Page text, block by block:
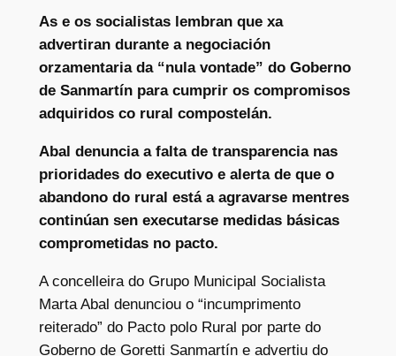
As e os socialistas lembran que xa
advertiran durante a negociación
orzamentaria da “nula vontade” do Goberno
de Sanmartín para cumprir os compromisos
adquiridos co rural compostelán.
Abal denuncia a falta de transparencia nas
prioridades do executivo e alerta de que o
abandono do rural está a agravarse mentres
continúan sen executarse medidas básicas
comprometidas no pacto.
A concelleira do Grupo Municipal Socialista
Marta Abal denunciou o “incumprimento
reiterado” do Pacto polo Rural por parte do
Goberno de Goretti Sanmartín e advertiu do